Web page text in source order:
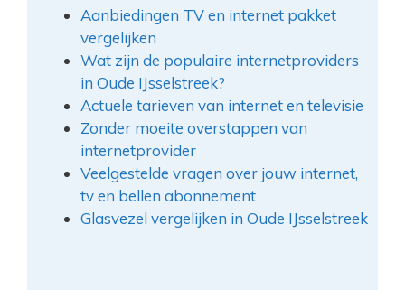
Aanbiedingen TV en internet pakket
vergelijken
Wat zijn de populaire internetproviders
in Oude IJsselstreek?
Actuele tarieven van internet en televisie
Zonder moeite overstappen van
internetprovider
Veelgestelde vragen over jouw internet,
tv en bellen abonnement
Glasvezel vergelijken in Oude IJsselstreek